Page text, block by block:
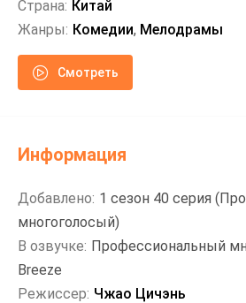
Страна: Китай
Жанры: Комедии, Мелодрамы
Смотреть
Информация
Добавлено: 1 сезон 40 серия
многоголосый)
В озвучке: Профессиональный
Breeze
Режиссер: Чжао Цичэнь